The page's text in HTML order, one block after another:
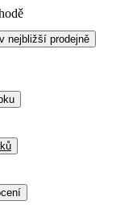
nejbližší prodejně